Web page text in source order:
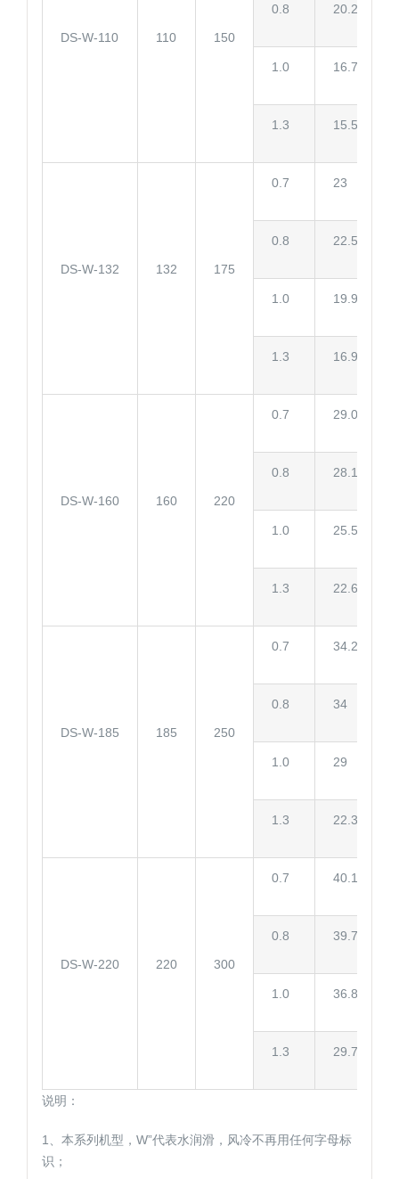
DS-W-110 110 150
0.8 20.2
1.0 16.7
1.3 15.5
DS-W-132 132 175
0.7 23
0.8 22.5
1.0 19.9
1.3 16.9
DS-W-160 160 220
0.7 29.0
0.8 28.1
1.0 25.5
1.3 22.6
DS-W-185 185 250
0.7 34.2
0.8 34
1.0 29
1.3 22.3
DS-W-220 220 300
0.7 40.1
0.8 39.7
1.0 36.8
1.3 29.7
说明：
1、本系列机型，W”代表水润滑，风冷不再用任何字母标
识；